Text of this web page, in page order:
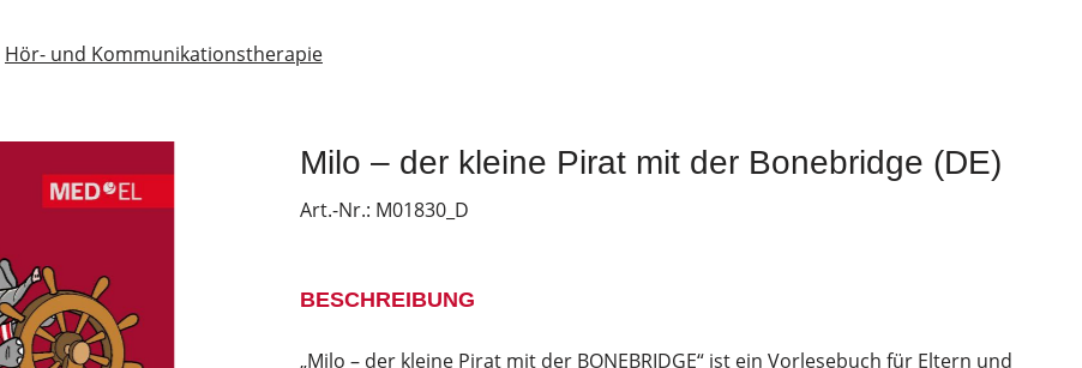
Hör- und Kommunikationstherapie
Milo – der kleine Pirat mit der Bonebridge (DE)
Art.-Nr.: M01830_D
BESCHREIBUNG
„Milo – der kleine Pirat mit der BONEBRIDGE“ ist ein Vorlesebuch für Eltern und